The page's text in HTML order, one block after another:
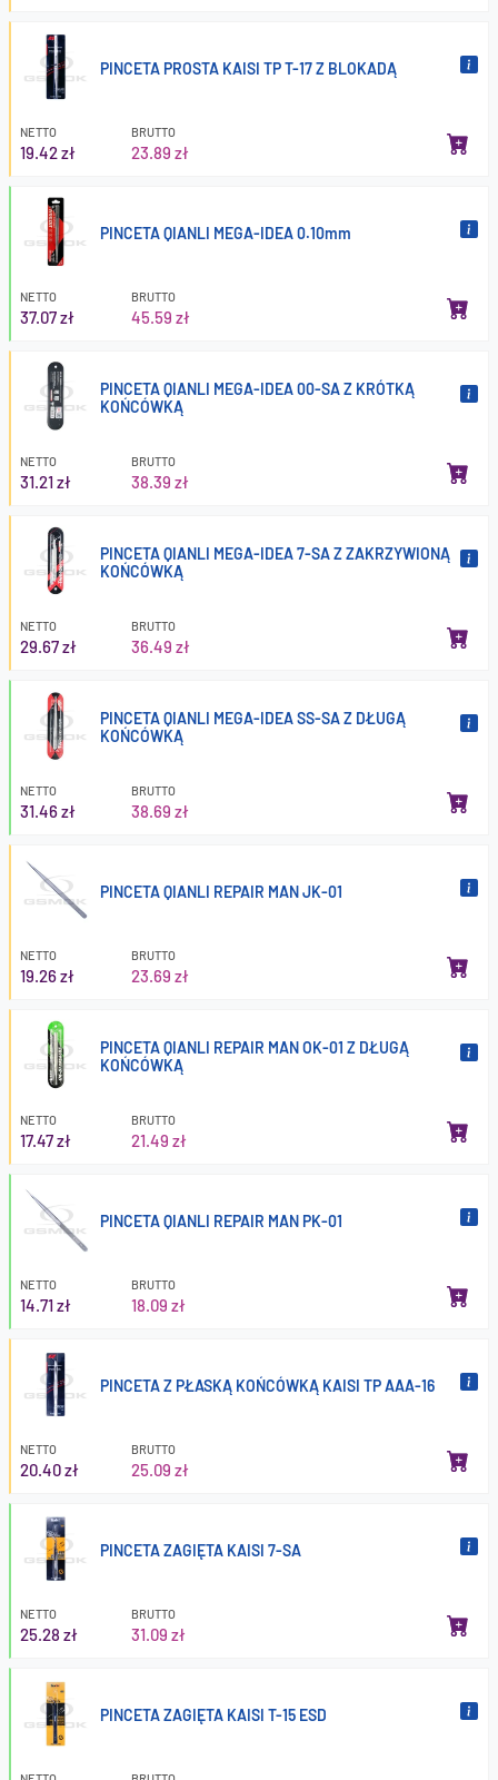
PINCETA PROSTA KAISI TP T-17 Z BLOKADĄ
NETTO
19.42 zł
BRUTTO
23.89 zł
PINCETA QIANLI MEGA-IDEA 0.10mm
NETTO
37.07 zł
BRUTTO
45.59 zł
PINCETA QIANLI MEGA-IDEA 00-SA Z KRÓTKĄ
KOŃCÓWKĄ
NETTO
31.21 zł
BRUTTO
38.39 zł
PINCETA QIANLI MEGA-IDEA 7-SA Z ZAKRZYWIONĄ
KOŃCÓWKĄ
NETTO
29.67 zł
BRUTTO
36.49 zł
PINCETA QIANLI MEGA-IDEA SS-SA Z DŁUGĄ
KOŃCÓWKĄ
NETTO
31.46 zł
BRUTTO
38.69 zł
PINCETA QIANLI REPAIR MAN JK-01
NETTO
19.26 zł
BRUTTO
23.69 zł
PINCETA QIANLI REPAIR MAN OK-01 Z DŁUGĄ
KOŃCÓWKĄ
NETTO
17.47 zł
BRUTTO
21.49 zł
PINCETA QIANLI REPAIR MAN PK-01
NETTO
14.71 zł
BRUTTO
18.09 zł
PINCETA Z PŁASKĄ KOŃCÓWKĄ KAISI TP AAA-16
NETTO
20.40 zł
BRUTTO
25.09 zł
PINCETA ZAGIĘTA KAISI 7-SA
NETTO
25.28 zł
BRUTTO
31.09 zł
PINCETA ZAGIĘTA KAISI T-15 ESD